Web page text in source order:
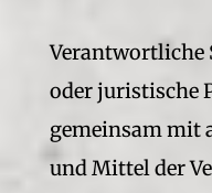
Verantwortliche
oder juristische
gemeinsam mit
und Mittel der